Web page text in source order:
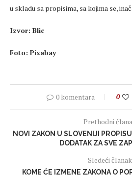
u skladu sa propisima, sa kojima se,
Izvor: Blic
Foto: Pixabay
0 komentara 0
Prethodni
NOVI ZAKON U SLOVENIJI
DODATAK ZA SVE
Sledeći članak
KOME ĆE IZMENE ZAKONA O